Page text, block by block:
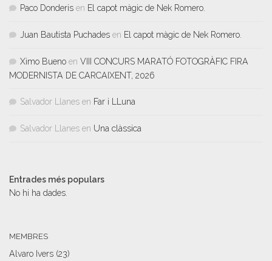
Paco Donderis en El capot màgic de Nek Romero.
Juan Bautista Puchades en El capot màgic de Nek Romero.
Ximo Bueno en VIII CONCURS MARATÓ FOTOGRÀFIC FIRA
MODERNISTA DE CARCAIXENT, 2026
Salvador Llanes en Far i LLuna
Salvador Llanes en Una clàssica
Entrades més populars
No hi ha dades.
MEMBRES
Alvaro Ivers (23)